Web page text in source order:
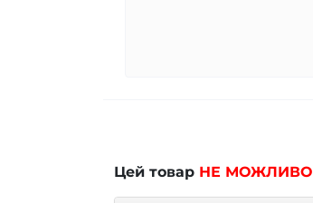
Цей товар НЕ МОЖЛИВО